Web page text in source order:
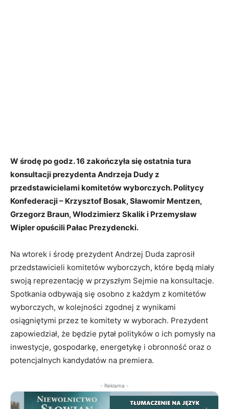
W środę po godz. 16 zakończyła się ostatnia tura
konsultacji prezydenta Andrzeja Dudy z
przedstawicielami komitetów wyborczych. Politycy
Konfederacji – Krzysztof Bosak, Sławomir Mentzen,
Grzegorz Braun, Włodzimierz Skalik i Przemysław
Wipler opuścili Pałac Prezydencki.
Na wtorek i środę prezydent Andrzej Duda zaprosił
przedstawicieli komitetów wyborczych, które będą miały
swoją reprezentację w przyszłym Sejmie na konsultacje.
Spotkania odbywają się osobno z każdym z komitetów
wyborczych, w kolejności zgodnej z wynikami
osiągniętymi przez te komitety w wyborach. Prezydent
zapowiedział, że będzie pytał polityków o ich pomysły na
inwestycje, gospodarkę, energetykę i obronność oraz o
potencjalnych kandydatów na premiera.
- Reklama -